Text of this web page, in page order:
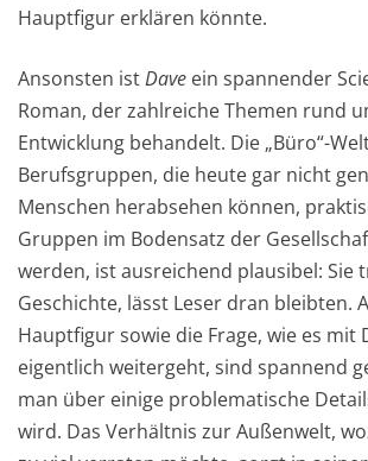
Hauptfigur erklären könnte.
Ansonsten istDave ein spannender
Roman, der zahlreiche Themen rund
Entwicklung behandelt. Die „Büro“-
Berufsgruppen, die heute gar nicht
Menschen herabsehen können,
Gruppen im Bodensatz der
werden, ist ausreichend plausibel: Sie
Geschichte, lässt Leser dran bleibten.
Hauptfigur sowie die Frage, wie es mit
eigentlich weitergeht, sind spannend
man über einige problematische
wird. Das Verhältnis zur Außenwelt,